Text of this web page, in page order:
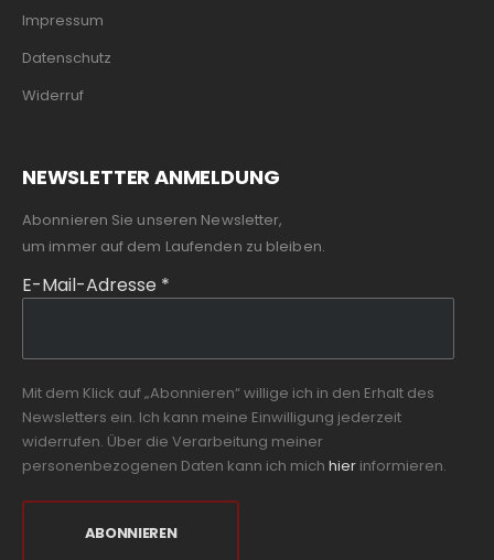
Impressum
Datenschutz
Widerruf
NEWSLETTER ANMELDUNG
Abonnieren Sie unseren Newsletter,
um immer auf dem Laufenden zu bleiben.
E-Mail-Adresse *
Mit dem Klick auf „Abonnieren“ willige ich in den Erhalt des
Newsletters ein. Ich kann meine Einwilligung jederzeit
widerrufen. Über die Verarbeitung meiner
personenbezogenen Daten kann ich mich hier informieren.